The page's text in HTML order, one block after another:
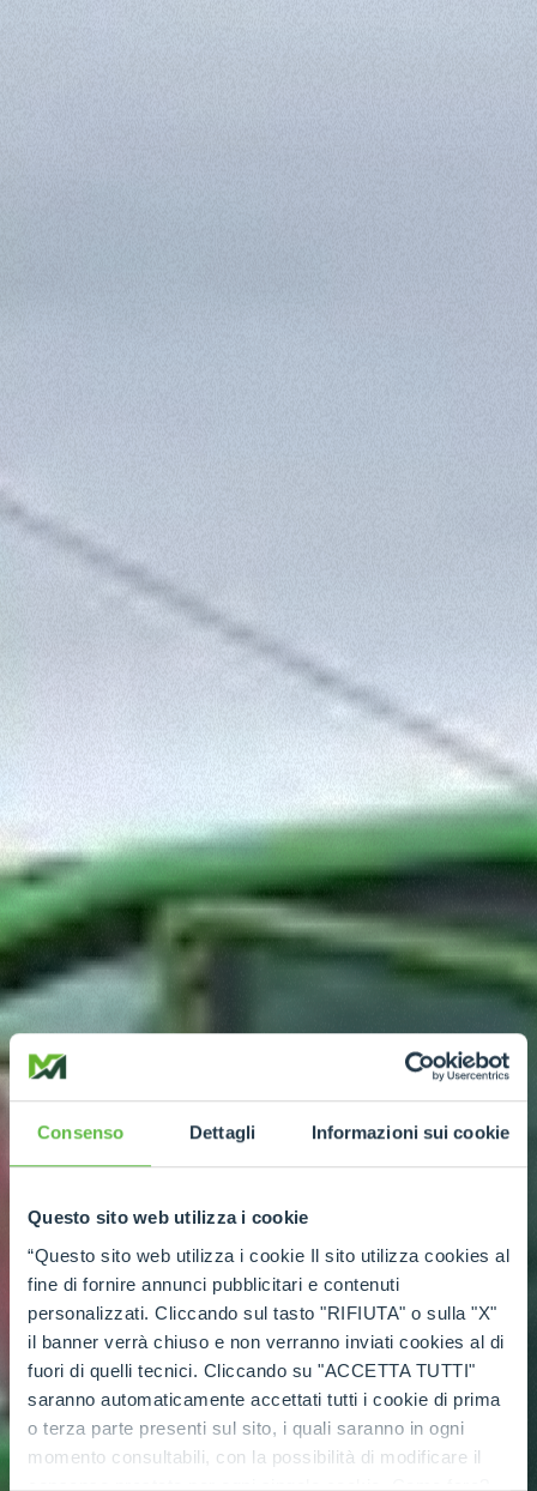
Consenso Dettagli Informazioni sui cookie
Questo sito web utilizza i cookie
“Questo sito web utilizza i cookie Il sito utilizza cookies al
fine di fornire annunci pubblicitari e contenuti
personalizzati. Cliccando sul tasto "RIFIUTA" o sulla "X"
il banner verrà chiuso e non verranno inviati cookies al di
fuori di quelli tecnici. Cliccando su "ACCETTA TUTTI"
saranno automaticamente accettati tutti i cookie di prima
o terza parte presenti sul sito, i quali saranno in ogni
momento consultabili, con la possibilità di modificare il
consenso prestato per ogni singolo cookie. Come fare?